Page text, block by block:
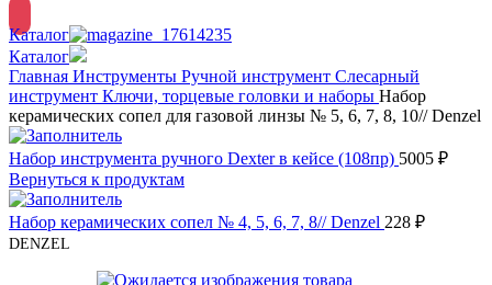
Каталог
Каталог
Главная Инструменты Ручной инструмент Слесарный
инструмент Ключи, торцевые головки и наборы Набор
керамических сопел для газовой линзы № 5, 6, 7, 8, 10// Denzel
Набор инструмента ручного Dexter в кейсе (108пр) 5005 ₽
Вернуться к продуктам
Набор керамических сопел № 4, 5, 6, 7, 8// Denzel 228 ₽
DENZEL